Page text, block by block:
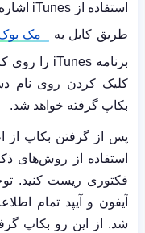
استفاده از iTunes
طریق کابل به
مک
برنامه iTunes را روی
کلیک کردن روی نام
بکاپ گرفته خواهد شد.
پس از گرفتن بکاپ از
استفاده از روش‌های
فکتوری ریست کنید.
آیفون و آیپد تمام
شد. از این رو بکاپ